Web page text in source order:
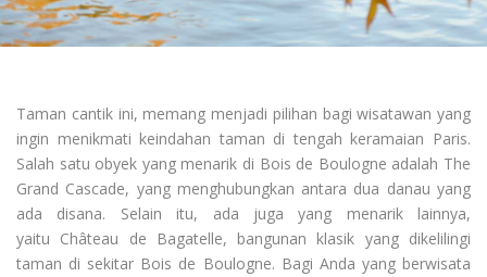
Taman cantik ini, memang menjadi pilihan bagi wisatawan yang
ingin menikmati keindahan taman di tengah keramaian Paris.
Salah satu obyek yang menarik di Bois de Boulogne adalah The
Grand Cascade, yang menghubungkan antara dua danau yang
ada disana. Selain itu, ada juga yang menarik lainnya,
yaitu Château de Bagatelle, bangunan klasik yang dikelilingi
taman di sekitar Bois de Boulogne. Bagi Anda yang berwisata